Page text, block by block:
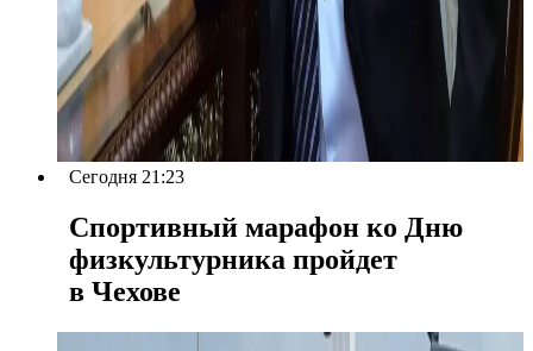
Сегодня 21:23
Спортивный марафон ко Дню
физкультурника пройдет
в Чехове